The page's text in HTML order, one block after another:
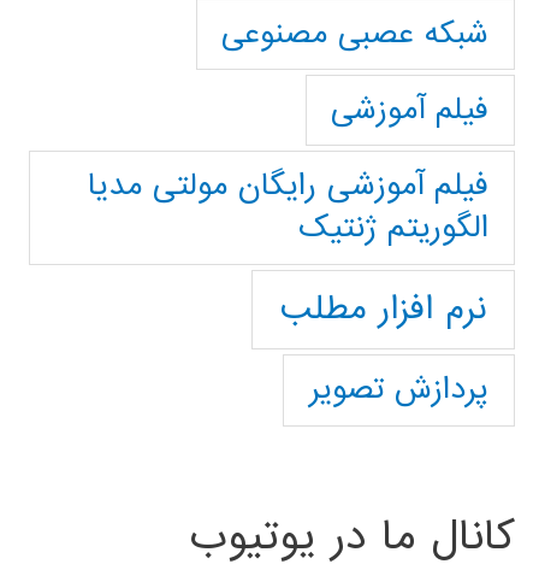
شبکه عصبی مصنوعی
فیلم آموزشی
فیلم آموزشی رایگان مولتی مدیا
الگوریتم ژنتیک
نرم افزار مطلب
پردازش تصویر
کانال ما در یوتیوب